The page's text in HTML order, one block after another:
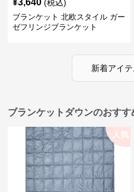
¥3,640 (税込)
ブランケット 北欧スタイル ガー
ゼフリンジブランケット
新着アイ
ブランケットダウンのおすす
人気